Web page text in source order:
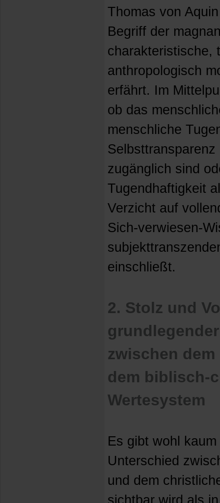
Thomas von
Begriff der
charakteristische,
anthropologisch
erfährt. Im
ob das
menschliche
zugänglich sind
Tugendhaftigkeit
Verzicht auf
Sich-verwiesen-
einschließt.
2. Stolz und
zwischen
dem biblisch-
Wertesystem
Es gibt wohl
Unterschied
und dem
sichtbar wird als